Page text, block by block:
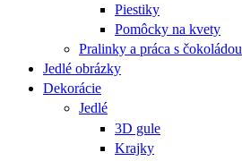
Piestiky
Pomôcky na kvety
Pralinky a práca s čokoládou
Jedlé obrázky
Dekorácie
Jedlé
3D gule
Krajky